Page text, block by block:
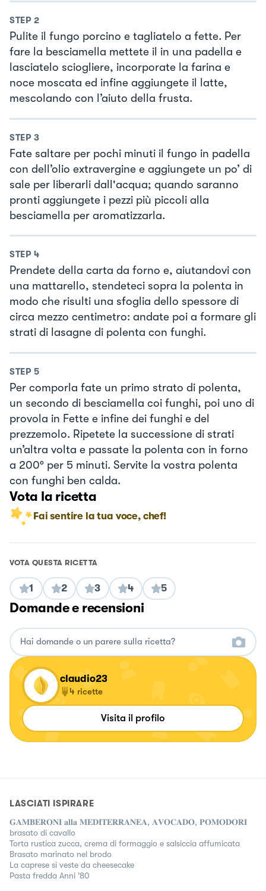
STEP 2
Pulite il fungo porcino e tagliatelo a fette. Per
fare la besciamella mettete il in una padella e
lasciatelo sciogliere, incorporate la farina e
noce moscata ed infine aggiungete il latte,
mescolando con l’aiuto della frusta.
STEP 3
Fate saltare per pochi minuti il fungo in padella
con dell’olio extravergine e aggiungete un po’ di
sale per liberarli dall'acqua; quando saranno
pronti aggiungete i pezzi più piccoli alla
besciamella per aromatizzarla.
STEP 4
Prendete della carta da forno e, aiutandovi con
una mattarello, stendeteci sopra la polenta in
modo che risulti una sfoglia dello spessore di
circa mezzo centimetro: andate poi a formare gli
strati di lasagne di polenta con funghi.
STEP 5
Per comporla fate un primo strato di polenta,
un secondo di besciamella coi funghi, poi uno di
provola in Fette e infine dei funghi e del
prezzemolo. Ripetete la successione di strati
un’altra volta e passate la polenta con in forno
a 200° per 5 minuti. Servite la vostra polenta
con funghi ben calda.
Vota la ricetta
Fai sentire la tua voce, chef!
VOTA QUESTA RICETTA
1 2 3 4 5
Domande e recensioni
claudio23
4 ricette
Visita il profilo
LASCIATI ISPIRARE
𝐆𝐀𝐌𝐁𝐄𝐑𝐎𝐍𝐈 𝐚𝐥𝐥𝐚 𝐌𝐄𝐃𝐈𝐓𝐄𝐑𝐑𝐀𝐍𝐄𝐀, 𝐀𝐕𝐎𝐂𝐀𝐃𝐎, 𝐏𝐎𝐌𝐎𝐃𝐎𝐑𝐈
brasato di cavallo
Torta rustica zucca, crema di formaggio e salsiccia affumicata
Brasato marinato nel brodo
La caprese si veste da cheesecake
Pasta fredda Anni '80